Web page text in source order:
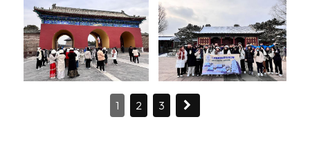
1 2 3